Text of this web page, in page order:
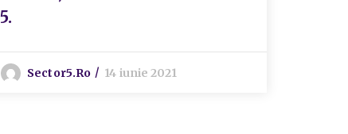
5.
Sector5.ro 14 iunie 2021